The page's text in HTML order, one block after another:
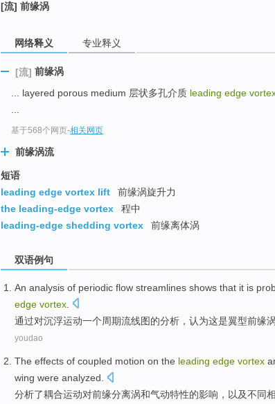
[流] 前缘涡
网络释义 专业释义
[流] 前缘涡
... layered porous medium 层状多孔介质 leading edge
基于568个网页-相关网页
前缘涡流
短语
leading edge vortex lift
前缘涡旋升力
the leading-edge vortex
程中
leading-edge shedding vortex
前缘离体涡
双语例句
An analysis of periodic flow streamlines shows that it is
edge vortex
通过对沉浮运动一个周期流线图的分析 ， 认为这是翼型前缘涡
youdao
The effects of coupled motion on the leading edge vortex
wing were analyzed.
分析了耦合运动对前缘分离涡和气动特性的影响 ，以及不同